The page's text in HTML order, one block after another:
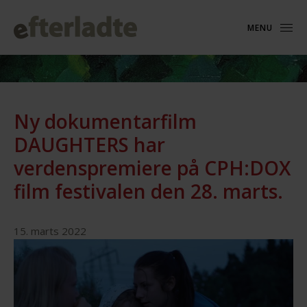
MENU
Ny dokumentarfilm
DAUGHTERS har
verdenspremiere på CPH:DOX
film festivalen den 28. marts.
15. marts 2022